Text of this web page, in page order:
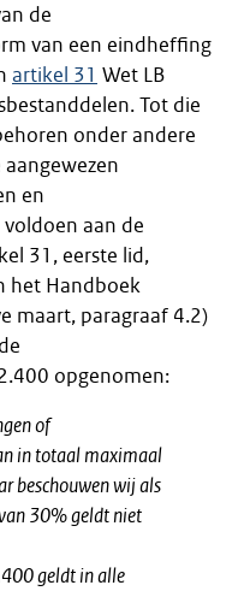
de
van een eindheffing
artikel 31 Wet LB
Tot die
onder andere
en
aan de
31, eerste lid,
het Handboek
maart, paragraaf 4.2)
opgenomen:
of
in totaal maximaal
beschouwen wij als
30% geldt niet
geldt in alle